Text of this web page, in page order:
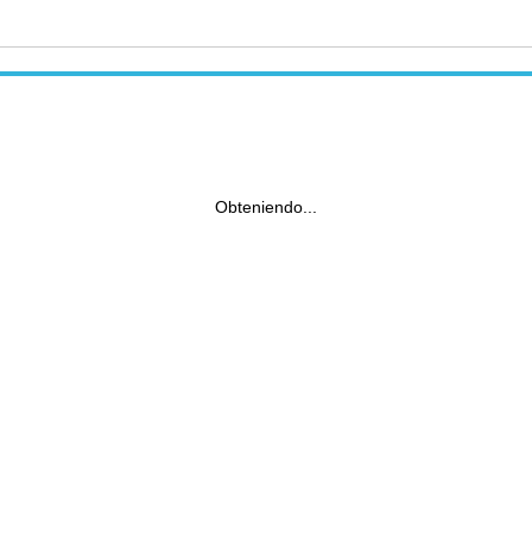
Obteniendo...